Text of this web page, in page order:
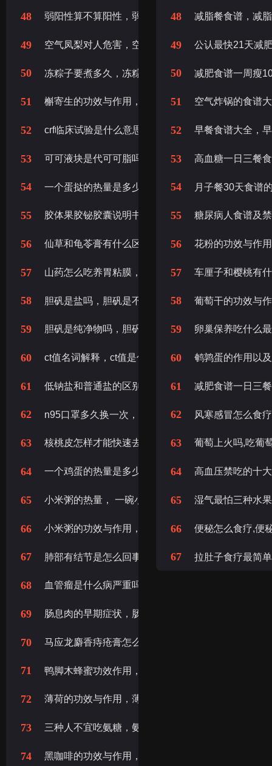
48 弱阳性算不算阳性，弱阳性是是不是阳性
49 空气凤梨对人危害，空气凤梨对人体危害
50 冻粽子要煮多久，冻粽子要煮多久才可以熟
51 槲寄生的功效与作用，槲寄生的作用与功效
52 crf临床试验是什么意思，临床试验crf是什么意思
53 可可液块是代可可脂吗，代可可脂是可可液块吗
54 一个蛋挞的热量是多少,一个蛋挞的热量是多少大卡
55 胶体果胶铋胶囊说明书，果胶铋胶体胶囊说明书
56 仙草和龟苓膏有什么区别，仙草和龟苓膏的区别
57 山药怎么吃养胃粘膜，山药怎样吃养胃粘膜
58 胆矾是盐吗，胆矾是不是盐
59 胆矾是纯净物吗，胆矾纯净吗
60 ct值名词解释，ct值是什么意思
61 低钠盐和普通盐的区别，低钠盐和普通盐主要的区别
62 n95口罩多久换一次，n95口罩带多久换一次
63 核桃皮怎样才能快速去掉，青皮核桃如何快速去皮
64 一个鸡蛋的热量是多少大卡，一个鸡蛋多少大卡热量
65 小米粥的热量， 一碗小米粥的热量是多少大卡
66 小米粥的功效与作用，小米粥的营养
67 肺部有结节是怎么回事?要紧吗?肺结节是什么意思
68 血管瘤是什么病严重吗，什么叫血管瘤是什么病严重
69 肠息肉的早期症状，肠息肉的症状表现
70 马应龙麝香痔疮膏怎么用，马应龙麝香痔疮膏用法
71 鸭脚木蜂蜜功效作用，鸭脚木蜜的作用与功效
72 薄荷的功效与作用，薄荷叶的功效与作用
73 三种人不宜吃氨糖，氨糖哪些人不宜吃
74 黑咖啡的功效与作用，黑咖啡的作用和功效
48 减脂餐食谱，减
49 公认最快21天减
50 减肥食谱一周瘦
51 空气炸锅的食谱
52 早餐食谱大全，
53 高血糖一日三餐
54 月子餐30天食谱
55 糖尿病人食谱及
56 花粉的功效与作
57 车厘子和樱桃有
58 葡萄干的功效与
59 卵巢保养吃什么
60 鹌鹑蛋的作用以
61 减肥食谱一日三
62 风寒感冒怎么食
63 葡萄上火吗,吃葡
64 高血压禁吃的十
65 湿气最怕三种水
66 便秘怎么食疗,便
67 拉肚子食疗最简